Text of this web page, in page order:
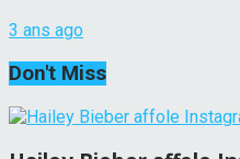
3 ans ago
Don't Miss